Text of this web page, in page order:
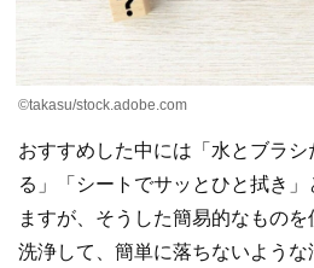
©takasu/stock.adobe.com
おすすめした中には「水とブラ
る」「シートでサッとひと拭き
ますが、そうした簡易的なもの
洗浄して、簡単に落ちないよう